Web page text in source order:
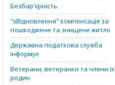
Безбар'єрність
"єВідновлення" компенсація за
пошкоджене та знищене житло
Державна податкова служба
інформує
Ветерани, ветеранки та члени їх
родин